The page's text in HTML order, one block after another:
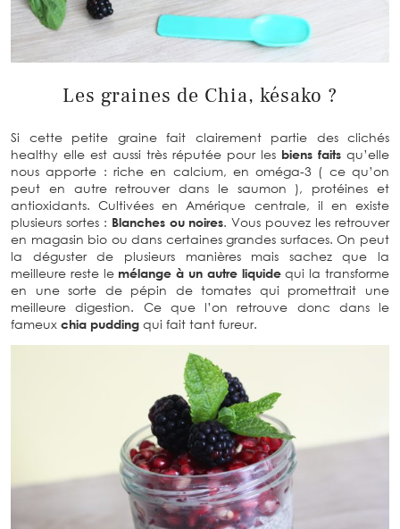
Les graines de Chia, késako ?
Si cette petite graine fait clairement partie des clichés
healthy elle est aussi très réputée pour les biens faits qu’elle
nous apporte : riche en calcium, en oméga-3 ( ce qu’on
peut en autre retrouver dans le saumon ), protéines et
antioxidants. Cultivées en Amérique centrale, il en existe
plusieurs sortes : Blanches ou noires. Vous pouvez les retrouver
en magasin bio ou dans certaines grandes surfaces. On peut
la déguster de plusieurs manières mais sachez que la
meilleure reste le mélange à un autre liquidequi la transforme
en une sorte de pépin de tomates qui promettrait une
meilleure digestion. Ce que l’on retrouve donc dans le
fameux chia pudding qui fait tant fureur.